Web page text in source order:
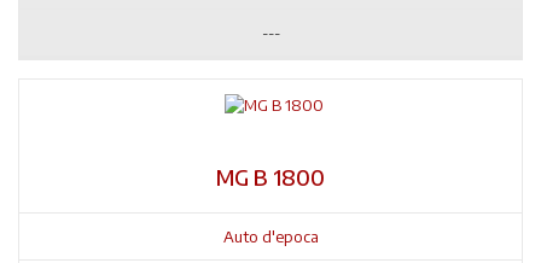
---
MG B 1800
Auto d'epoca